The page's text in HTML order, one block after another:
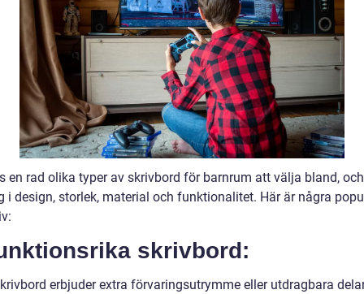
en rad olika typer av skrivbord för barnrum att välja bland,
i design, storlek, material och funktionalitet. Här är några
skrivbord:
erbjuder extra förvaringsutrymme eller utdragbara